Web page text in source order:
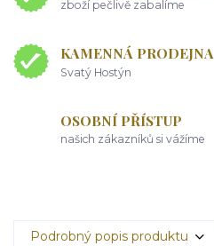
zboží pečlivě zabalíme
KAMENNÁ PRODEJNA
Svatý Hostýn
OSOBNÍ PŘÍSTUP
našich zákazníků si vážíme
Podrobný popis produktu